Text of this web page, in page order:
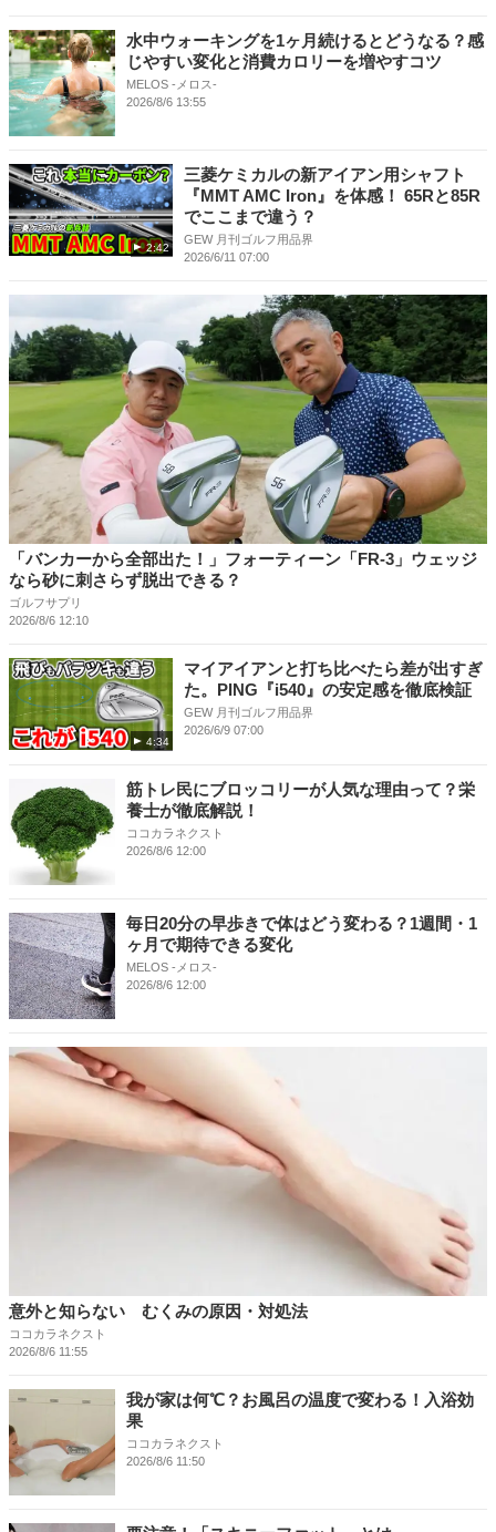
水中ウォーキングを1ヶ月続けるとどうなる？感
じやすい変化と消費カロリーを増やすコツ
MELOS -メロス-
2026/8/6 13:55
2:42
三菱ケミカルの新アイアン用シャフト
『MMT AMC Iron』を体感！ 65Rと85R
でここまで違う？
GEW 月刊ゴルフ用品界
2026/6/11 07:00
「バンカーから全部出た！」フォーティーン「FR-3」ウェッジ
なら砂に刺さらず脱出できる？
ゴルフサプリ
2026/8/6 12:10
4:34
マイアイアンと打ち比べたら差が出すぎ
た。PING『i540』の安定感を徹底検証
GEW 月刊ゴルフ用品界
2026/6/9 07:00
筋トレ民にブロッコリーが人気な理由って？栄
養士が徹底解説！
ココカラネクスト
2026/8/6 12:00
毎日20分の早歩きで体はどう変わる？1週間・1
ヶ月で期待できる変化
MELOS -メロス-
2026/8/6 12:00
意外と知らない むくみの原因・対処法
ココカラネクスト
2026/8/6 11:55
我が家は何℃？お風呂の温度で変わる！入浴効
果
ココカラネクスト
2026/8/6 11:50